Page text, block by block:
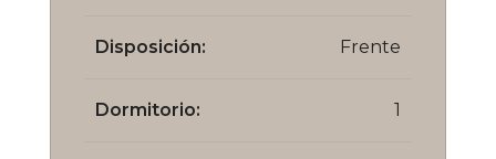
Disposición: Frente
Dormitorio: 1